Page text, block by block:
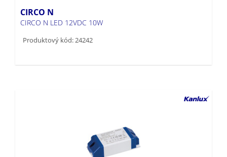
CIRCO N
CIRCO N LED 12VDC 10W
Produktový kód: 24242